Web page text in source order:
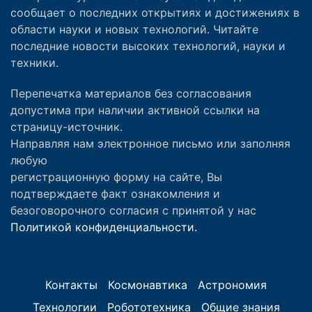
сообщает о последних открытиях и достижениях в
области науки и новых технологий. Читайте
последние новости высоких технологий, науки и
техники.
Перепечатка материалов без согласования
допустима при наличии активной ссылки на
страницу-источник.
Направляя нам электронное письмо или заполняя
любую
регистрационную форму на сайте, Вы
подтверждаете факт ознакомления и
безоговорочного согласия с принятой у нас
Политикой конфиденциальности.
Контакты Космонавтика
Астрономия
Технологии
Робототехника Общие знания